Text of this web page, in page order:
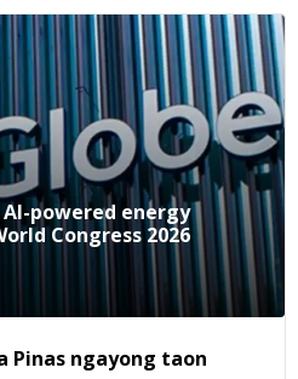
powered energy
Congress 2026
Pinas ngayong taon